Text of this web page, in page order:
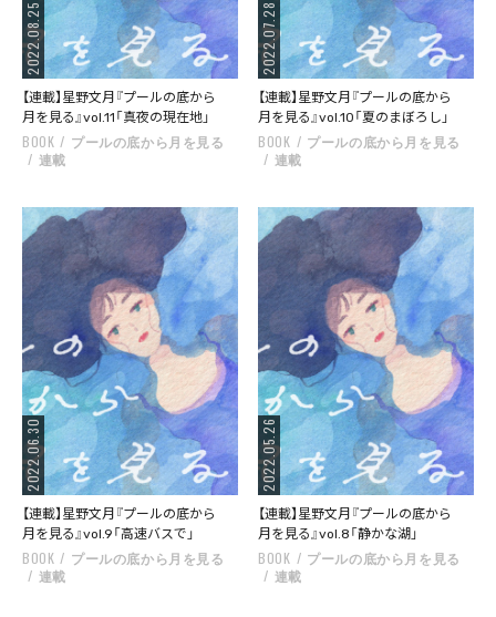
2022.08.25
【連載】星野文月『プールの底から
月を見る』vol.11「真夜の現在地」
BOOK
プールの底から月を見る
連載
2022.07.28
【連載】星野文月『プールの底から
月を見る』vol.10「夏のまぼろし」
BOOK
プールの底から月を見る
連載
2022.06.30
【連載】星野文月『プールの底から
月を見る』vol.9「高速バスで」
BOOK
プールの底から月を見る
連載
2022.05.26
【連載】星野文月『プールの底から
月を見る』vol.8「静かな湖」
BOOK
プールの底から月を見る
連載